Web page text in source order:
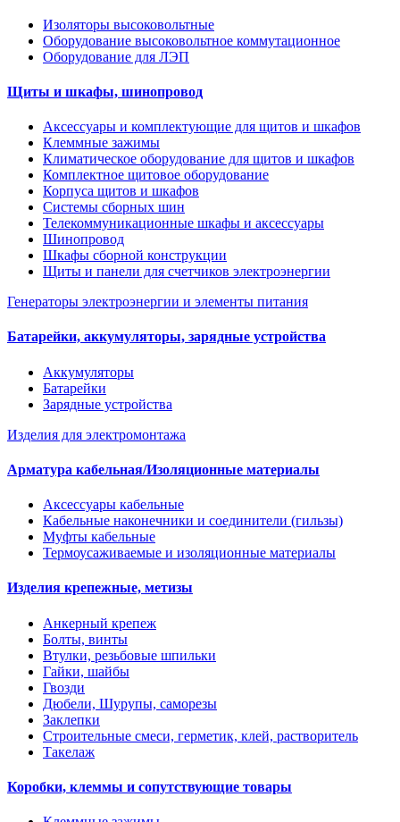
Изоляторы высоковольтные
Оборудование высоковольтное коммутационное
Оборудование для ЛЭП
Щиты и шкафы, шинопровод
Аксессуары и комплектующие для щитов и шкафов
Клеммные зажимы
Климатическое оборудование для щитов и шкафов
Комплектное щитовое оборудование
Корпуса щитов и шкафов
Системы сборных шин
Телекоммуникационные шкафы и аксессуары
Шинопровод
Шкафы сборной конструкции
Щиты и панели для счетчиков электроэнергии
Генераторы электроэнергии и элементы питания
Батарейки, аккумуляторы, зарядные устройства
Аккумуляторы
Батарейки
Зарядные устройства
Изделия для электромонтажа
Арматура кабельная/Изоляционные материалы
Аксессуары кабельные
Кабельные наконечники и соединители (гильзы)
Муфты кабельные
Термоусаживаемые и изоляционные материалы
Изделия крепежные, метизы
Анкерный крепеж
Болты, винты
Втулки, резьбовые шпильки
Гайки, шайбы
Гвозди
Дюбели, Шурупы, саморезы
Заклепки
Строительные смеси, герметик, клей, растворитель
Такелаж
Коробки, клеммы и сопутствующие товары